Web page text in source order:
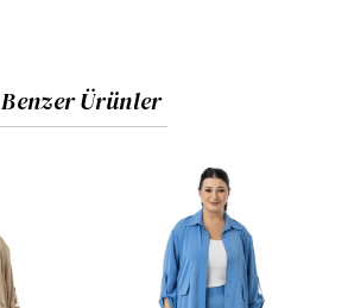
Benzer Ürünler